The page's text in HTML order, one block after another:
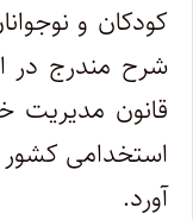
کودکان و
قانون
استخدامی
آورد.